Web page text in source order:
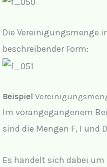
Die Vereinigungsmenge
beschreibender Form:
Beispiel
Im vorangegangenem
sind die Mengen F, I und
Es handelt sich dabei um